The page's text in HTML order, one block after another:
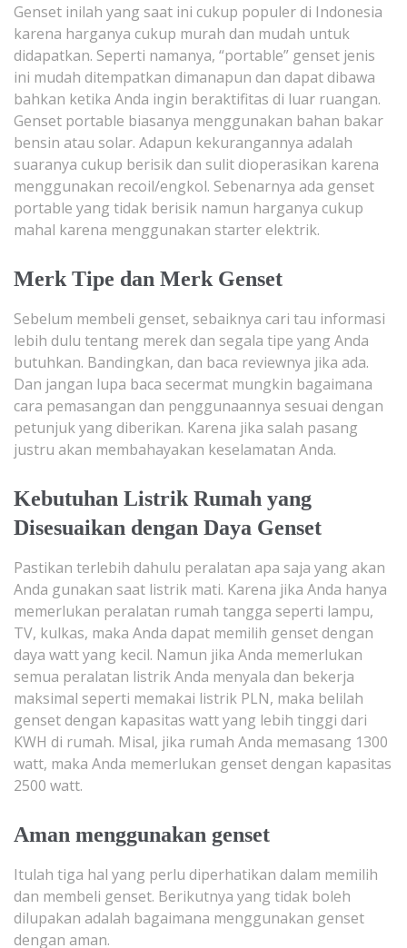
Genset inilah yang saat ini cukup populer di Indonesia
karena harganya cukup murah dan mudah untuk
didapatkan. Seperti namanya, “portable” genset jenis
ini mudah ditempatkan dimanapun dan dapat dibawa
bahkan ketika Anda ingin beraktifitas di luar ruangan.
Genset portable biasanya menggunakan bahan bakar
bensin atau solar. Adapun kekurangannya adalah
suaranya cukup berisik dan sulit dioperasikan karena
menggunakan recoil/engkol. Sebenarnya ada genset
portable yang tidak berisik namun harganya cukup
mahal karena menggunakan starter elektrik.
Merk Tipe dan Merk Genset
Sebelum membeli genset, sebaiknya cari tau informasi
lebih dulu tentang merek dan segala tipe yang Anda
butuhkan. Bandingkan, dan baca reviewnya jika ada.
Dan jangan lupa baca secermat mungkin bagaimana
cara pemasangan dan penggunaannya sesuai dengan
petunjuk yang diberikan. Karena jika salah pasang
justru akan membahayakan keselamatan Anda.
Kebutuhan Listrik Rumah yang
Disesuaikan dengan Daya Genset
Pastikan terlebih dahulu peralatan apa saja yang akan
Anda gunakan saat listrik mati. Karena jika Anda hanya
memerlukan peralatan rumah tangga seperti lampu,
TV, kulkas, maka Anda dapat memilih genset dengan
daya watt yang kecil. Namun jika Anda memerlukan
semua peralatan listrik Anda menyala dan bekerja
maksimal seperti memakai listrik PLN, maka belilah
genset dengan kapasitas watt yang lebih tinggi dari
KWH di rumah. Misal, jika rumah Anda memasang 1300
watt, maka Anda memerlukan genset dengan kapasitas
2500 watt.
Aman menggunakan genset
Itulah tiga hal yang perlu diperhatikan dalam memilih
dan membeli genset. Berikutnya yang tidak boleh
dilupakan adalah bagaimana menggunakan genset
dengan aman.